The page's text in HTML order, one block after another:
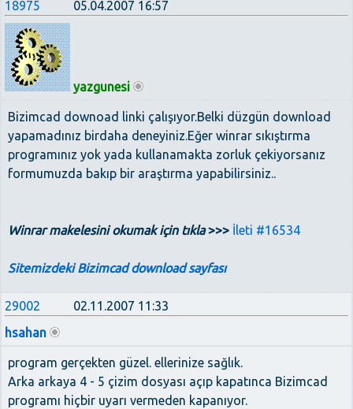
18975 05.04.2007 16:57
yazgunesi
Bizimcad downoad linki çalışıyor.Belki düzgün download
yapamadınız birdaha deneyiniz.Eğer winrar sıkıştırma
programınız yok yada kullanamakta zorluk çekiyorsanız
formumuzda bakıp bir araştırma yapabilirsiniz..
Winrar makelesini okumak için tıkla >>> İleti #16534
Sitemizdeki Bizimcad download sayfası
29002
02.11.2007 11:33
hsahan
program gerçekten güzel. ellerinize sağlık.
Arka arkaya 4 - 5 çizim dosyası açıp kapatınca Bizimcad
programı hiçbir uyarı vermeden kapanıyor.